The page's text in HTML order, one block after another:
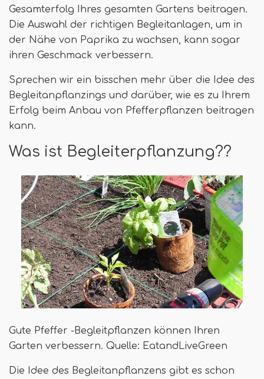
Gesamterfolg Ihres gesamten Gartens beitragen.
Die Auswahl der richtigen Begleitanlagen, um in
der Nähe von Paprika zu wachsen, kann sogar
ihren Geschmack verbessern.
Sprechen wir ein bisschen mehr über die Idee des
Begleitanpflanzings und darüber, wie es zu Ihrem
Erfolg beim Anbau von Pfefferpflanzen beitragen
kann.
Was ist Begleiterpflanzung??
Gute Pfeffer -Begleitpflanzen können Ihren
Garten verbessern. Quelle: EatandLiveGreen
Die Idee des Begleitanpflanzens gibt es schon